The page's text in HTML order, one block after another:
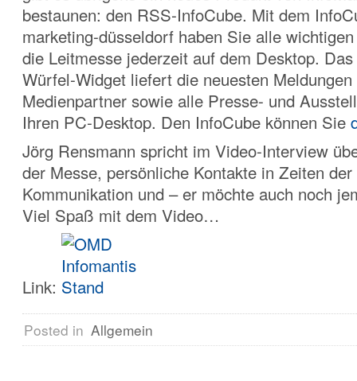
bestaunen: den RSS-InfoCube. Mit dem
marketing-düsseldorf haben Sie alle
die Leitmesse jederzeit auf dem Desktop.
Würfel-Widget liefert die neuesten
Medienpartner sowie alle Presse- und
Ihren PC-Desktop. Den InfoCube können Sie
Jörg Rensmann spricht im Video-Interview
der Messe, persönliche Kontakte in Zeiten
Kommunikation und – er möchte auch noch
Viel Spaß mit dem Video…
Link:
Posted in Allgemein